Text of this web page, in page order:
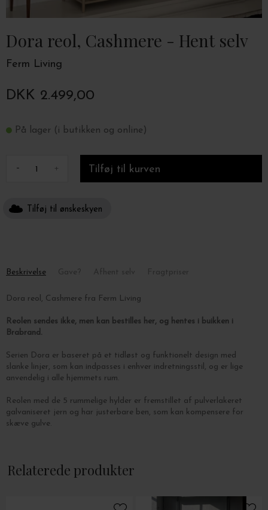
Dora reol, Cashmere - Hent selv
Ferm Living
DKK 2.499,00
På lager (i butikken og online)
- +
Tilføj til ønskeskyen
Beskrivelse
Dora reol, Cashmere fra Ferm Living
Reolen sendes ikke, men kan bestilles her, og hentes i buikken i
Brabrand.
Serien Dora er baseret på et tidløst og funktionelt design med
slanke linjer, som kan indpasses i enhver indretningsstil, og er lige
anvendelig i alle hjemmets rum.
Reolen med de 5 rummelige hylder er fremstillet af pulverlakeret
galvaniseret jern og har justerbare ben, som kan kompensere for
skæve gulve.
Se også reolen i sorther
Relaterede produkter